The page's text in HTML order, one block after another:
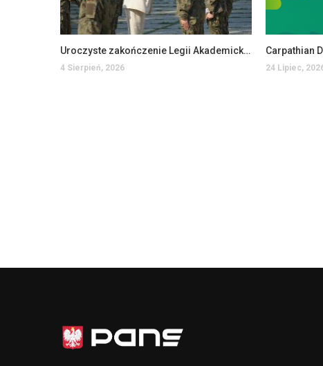
Uroczyste zakończenie Legii Akademickiej w PANS w Jarosławiu
4 Sierpień, 2026
Carpathian
24 Lipiec,